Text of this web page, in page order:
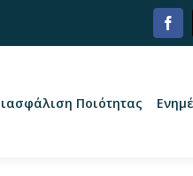
Ποιότητας